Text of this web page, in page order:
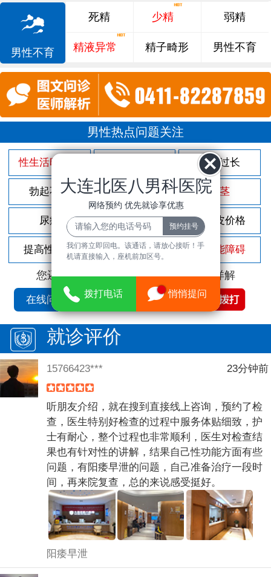
男性不育
死精 少精 弱精
精液异常 精子畸形 男性不育
男性热点问题关注
性生活时间短 包皮过长
勃起不坚 尿频尿急 包茎
尿痛 前列腺炎 割包皮价格
提高性功能 龟头敏感 性功能障碍
您还可以拨打免费咨询电话立即为您详解
在线问诊
就诊评价
15766423*** 23分钟前
听朋友介绍，就在搜到直接线上咨询，预约了检
查，医生特别好检查的过程中服务体贴细致，护
士有耐心，整个过程也非常顺利，医生对检查结
果也有针对性的讲解，结果自己性功能方面有些
问题，有阳痿早泄的问题，自己准备治疗一段时
间，再来院复查，总的来说感受挺好。
阳痿早泄
大连北医八男科医院
网络预约 优先就诊享优惠
我们将立即回电。该通话，请放心接听！手
机请直接输入，座机前加区号。
拨打电话 悄悄提问